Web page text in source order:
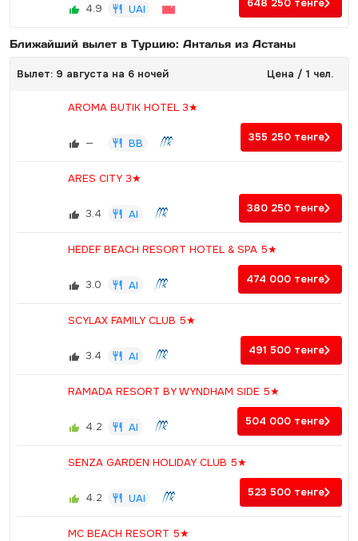
4.9 UAI 648 250 тенге
Ближайший вылет в Турцию: Анталья из Астаны
Вылет: 9 августа на 6 ночей Цена / 1 чел.
AROMA BUTIK HOTEL 3★
— BB 355 250 тенге
ARES CITY 3★
3.4 AI 380 250 тенге
HEDEF BEACH RESORT HOTEL & SPA 5★
3.0 AI 474 000 тенге
SCYLAX FAMILY CLUB 5★
3.4 AI 491 500 тенге
RAMADA RESORT BY WYNDHAM SIDE 5★
4.2 AI 504 000 тенге
SENZA GARDEN HOLIDAY CLUB 5★
4.2 UAI 523 500 тенге
MC BEACH RESORT 5★